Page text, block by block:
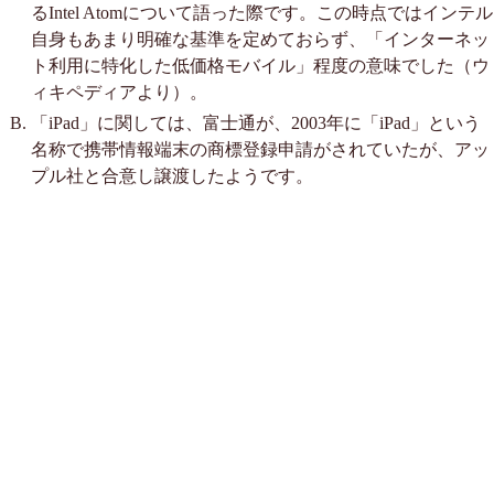
るIntel Atomについて語った際です。この時点ではインテル
自身もあまり明確な基準を定めておらず、「インターネッ
ト利用に特化した低価格モバイル」程度の意味でした（ウ
ィキペディアより）。
「iPad」に関しては、富士通が、2003年に「iPad」という
名称で携帯情報端末の商標登録申請がされていたが、アッ
プル社と合意し譲渡したようです。